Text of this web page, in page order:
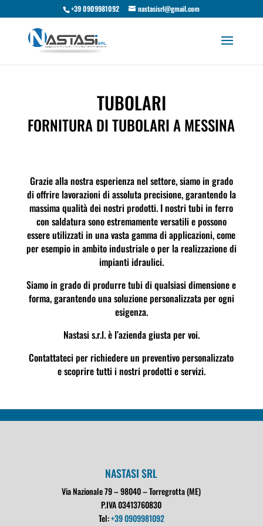
+39 0909981092 nastasisrl@gmail.com
TUBOLARI
FORNITURA DI TUBOLARI A MESSINA
Grazie alla nostra esperienza nel settore, siamo in grado
di offrire lavorazioni di assoluta precisione, garantendo la
massima qualità dei nostri prodotti. I nostri tubi in ferro
con saldatura sono estremamente versatili e possono
essere utilizzati in una vasta gamma di applicazioni, come
per esempio in ambito industriale o per la realizzazione di
impianti idraulici.
Siamo in grado di produrre tubi di qualsiasi dimensione e
forma, garantendo una soluzione personalizzata per ogni
esigenza.
Nastasi s.r.l. è l’azienda giusta per voi.
Contattateci per richiedere un preventivo personalizzato
e scoprire tutti i nostri prodotti e servizi.
NASTASI SRL
Via Nazionale 79 – 98040 – Torregrotta (ME)
P.IVA 03413760830
Tel:+39 0909981092